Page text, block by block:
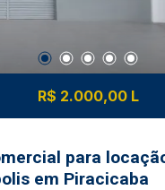
R$ 2.000,00 L
para
em Piracicaba